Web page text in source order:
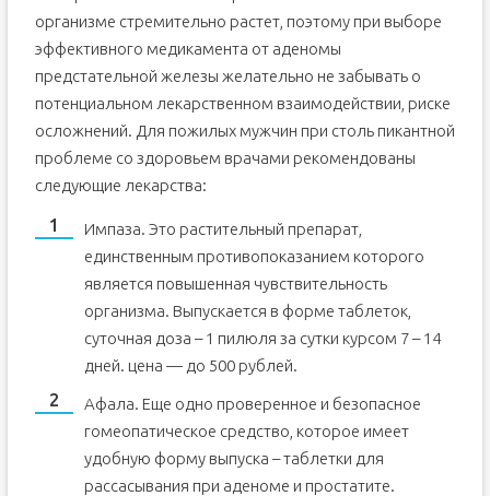
организме стремительно растет, поэтому при выборе
эффективного медикамента от аденомы
предстательной железы желательно не забывать о
потенциальном лекарственном взаимодействии, риске
осложнений. Для пожилых мужчин при столь пикантной
проблеме со здоровьем врачами рекомендованы
следующие лекарства:
Импаза. Это растительный препарат,
единственным противопоказанием которого
является повышенная чувствительность
организма. Выпускается в форме таблеток,
суточная доза – 1 пилюля за сутки курсом 7 – 14
дней. цена — до 500 рублей.
Афала. Еще одно проверенное и безопасное
гомеопатическое средство, которое имеет
удобную форму выпуска – таблетки для
рассасывания при аденоме и простатите.